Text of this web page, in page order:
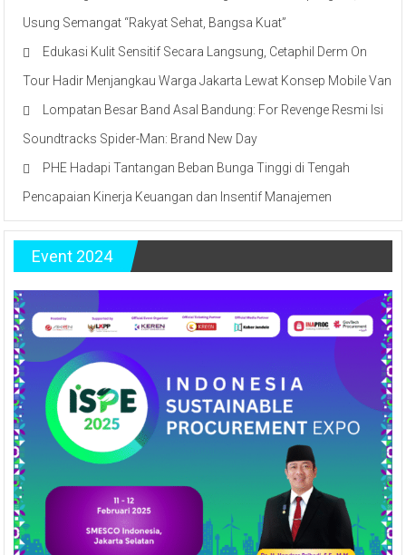
Usung Semangat “Rakyat Sehat, Bangsa Kuat”
Edukasi Kulit Sensitif Secara Langsung, Cetaphil Derm On
Tour Hadir Menjangkau Warga Jakarta Lewat Konsep Mobile Van
Lompatan Besar Band Asal Bandung: For Revenge Resmi Isi
Soundtracks Spider-Man: Brand New Day
PHE Hadapi Tantangan Beban Bunga Tinggi di Tengah
Pencapaian Kinerja Keuangan dan Insentif Manajemen
Event 2024